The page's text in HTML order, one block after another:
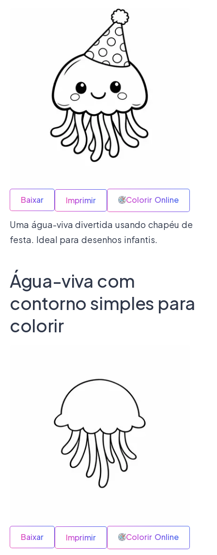
Baixar Imprimir Colorir Online
Uma água-viva divertida usando chapéu de
festa. Ideal para desenhos infantis.
Água-viva com
contorno simples para
colorir
Baixar Imprimir Colorir Online